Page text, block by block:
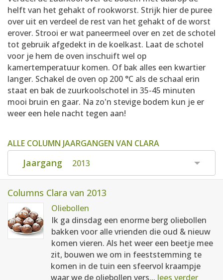
helft van het gehakt of rookworst. Strijk hier de puree
over uit en verdeel de rest van het gehakt of de worst
erover. Strooi er wat paneermeel over en zet de schotel
tot gebruik afgedekt in de koelkast. Laat de schotel
voor je hem de oven inschuift wel op
kamertemperatuur komen. Of bak alles een kwartier
langer. Schakel de oven op 200 °C als de schaal erin
staat en bak de zuurkoolschotel in 35-45 minuten
mooi bruin en gaar. Na zo'n stevige bodem kun je er
weer een hele nacht tegen aan!
ALLE COLUMN JAARGANGEN VAN CLARA
Jaargang 2013
Columns Clara van 2013
Oliebollen
Ik ga dinsdag een enorme berg oliebollen
bakken voor alle vrienden die oud & nieuw
komen vieren. Als het weer een beetje mee
zit, bouwen we om in feeststemming te
komen in de tuin een sfeervol kraampje
waar we de oliebollen vers... lees verder